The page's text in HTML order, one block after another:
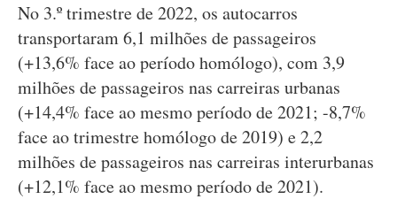
No 3.º trimestre de 2022, os autocarros
transportaram 6,1 milhões de passageiros
(+13,6% face ao período homólogo), com 3,9
milhões de passageiros nas carreiras urbanas
(+14,4% face ao mesmo período de 2021; -8,7%
face ao trimestre homólogo de 2019) e 2,2
milhões de passageiros nas carreiras interurbanas
(+12,1% face ao mesmo período de 2021).